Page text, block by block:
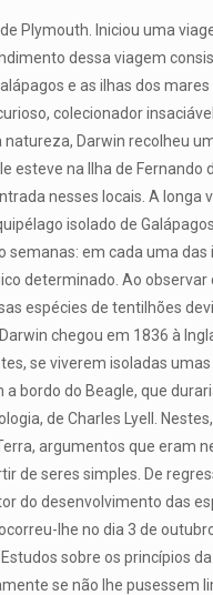
Plymouth. Iniciou uma
dessa viagem
e as ilhas dos
colecionador
Darwin recolheu
esteve na Ilha de
nesses locais. A longa
isolado de
semanas: em cada uma
determinado. Ao
espécies de tentilhões
chegou em 1836 à
se viverem isoladas
a bordo do Beagle, que
de Charles Lyell.
argumentos que eram
de seres simples. De
do desenvolvimento das
lhe no dia 3 de
sobre os princípios
se não lhe pusessem